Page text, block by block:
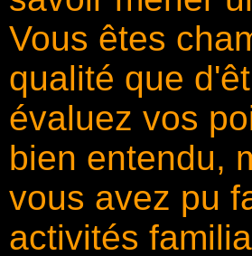
Vous êtes
qualité que
évaluez vos
bien entendu,
vous avez pu
activités